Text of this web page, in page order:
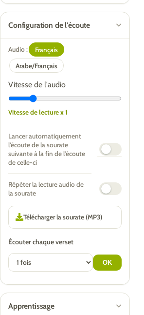
Configuration de l'écoute
Audio : Français
Arabe/Français
Vitesse de l'audio
Vitesse de lecture x 1
Lancer automatiquement
l'écoute de la sourate
suivante à la fin de l'écoute
de celle-ci
Répéter la lecture audio de
la sourate
Écouter chaque verset
Apprentissage